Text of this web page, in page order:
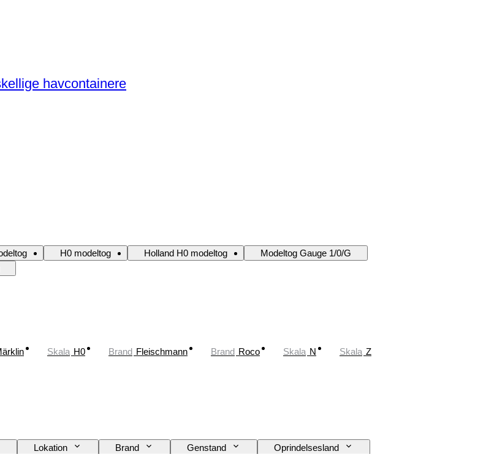
havcontainere
H0 modeltog Holland H0 modeltog
Modeltog Gauge 1/0/G
Skala H0 Brand Fleischmann Brand Roco Skala N Skala Z
Lokation Brand Genstand
Oprindelsesland